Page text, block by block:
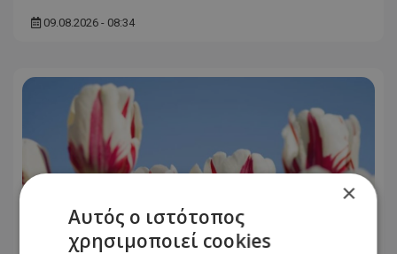
09.08.2026 - 08:34
×
Αυτός ο ιστότοπος
χρησιμοποιεί cookies